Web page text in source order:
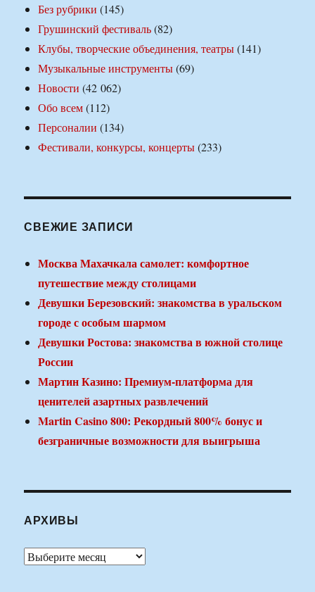
Без рубрики (145)
Грушинский фестиваль(82)
Клубы, творческие объединения, театры(141)
Музыкальные инструменты(69)
Новости (42 062)
Обо всем(112)
Персоналии (134)
Фестивали, конкурсы, концерты(233)
СВЕЖИЕ ЗАПИСИ
Москва Махачкала самолет: комфортное
путешествие между столицами
Девушки Березовский: знакомства в уральском
городе с особым шармом
Девушки Ростова: знакомства в южной столице
России
Мартин Казино: Премиум-платформа для
ценителей азартных развлечений
Martin Casino 800: Рекордный 800% бонус и
безграничные возможности для выигрыша
АРХИВЫ
Архивы